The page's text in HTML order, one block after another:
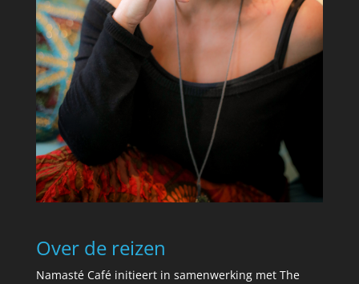
Over de reizen
Namasté Café initieert in samenwerking met The